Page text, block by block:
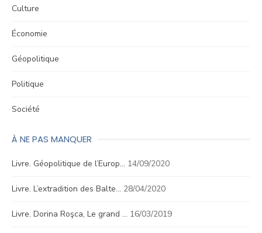
Culture
Économie
Géopolitique
Politique
Société
À NE PAS MANQUER
Livre. Géopolitique de l’Europ… 14/09/2020
Livre. L’extradition des Balte… 28/04/2020
Livre. Dorina Roşca, Le grand … 16/03/2019